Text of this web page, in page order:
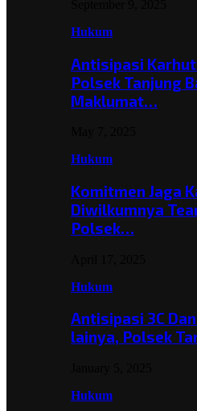
Hukum
Antisipasi
Polsek Tanjung
Maklumat…
Hukum
Komitmen Jaga
Diwilkumnya
Polsek…
Hukum
Antisipasi 3C
lainya, Polsek
Hukum